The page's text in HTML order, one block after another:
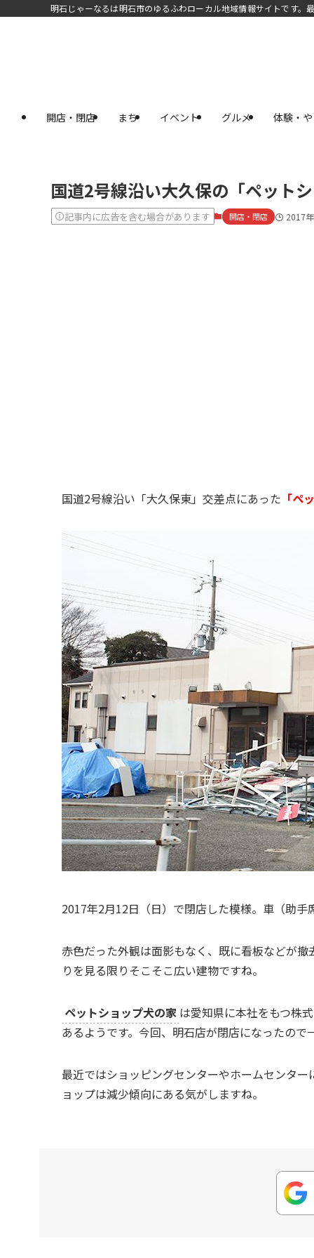
明石じゃーなるは明石市のゆるふわローカル地域情報サイトです。
開店・閉店 まち イベント グルメ 体験・
国道2号線沿い大久保の「ペット
記事内に広告を含む場合があります 開店・閉店 2017
国道2号線沿い「大久保東」交差点にあった 「ペ
2017年2月12日（日）で閉店した模様。車（助
赤色だった外観は面影もなく、既に看板などが
りを見る限りそこそこ広い建物ですね。
ペットショップ犬の家 は愛知県に本社をもつ株
あるようです。今回、明石店が閉店になったの
最近ではショッピングセンターやホームセンタ
ョップは減少傾向にある気がしますね。